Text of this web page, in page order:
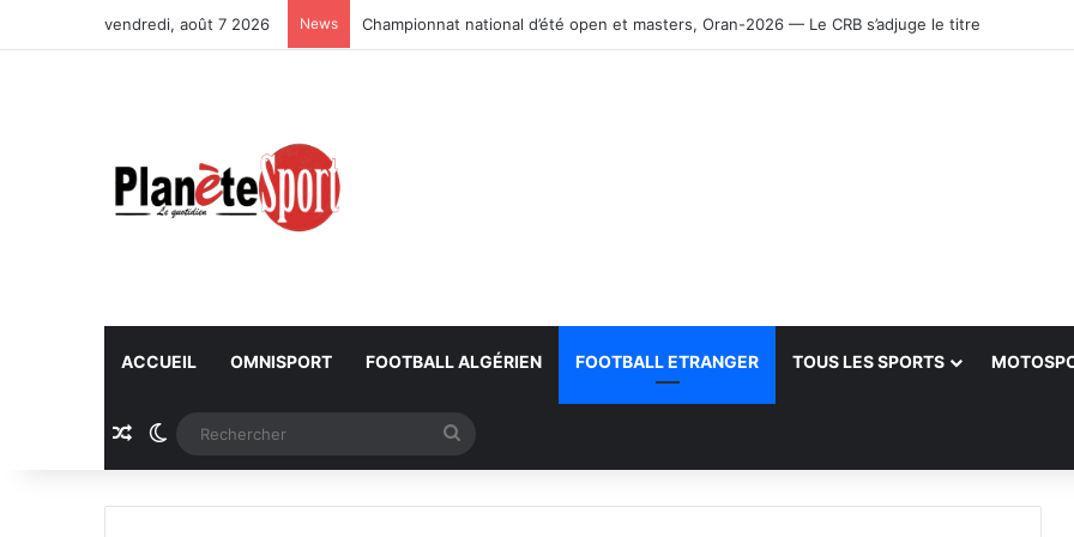
vendredi, août 7 2026 News Championnat national d’été open et masters, Oran-2026 — Le CRB s’adjuge le titre
ACCUEIL OMNISPORT FOOTBALL ALGÉRIEN FOOTBALL ETRANGER TOUS LES SPORTS
Article Aléatoire
Switch skin